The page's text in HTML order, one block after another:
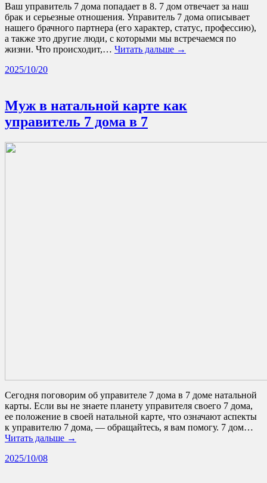
Ваш управитель 7 дома попадает в 8. 7 дом отвечает за наш
брак и серьезные отношения. Управитель 7 дома описывает
нашего брачного партнера (его характер, статус, профессию),
а также это другие люди, с которыми мы встречаемся по
жизни. Что происходит,… Читать дальше →
2025/10/20
Муж в натальной карте как
управитель 7 дома в 7
Сегодня поговорим об управителе 7 дома в 7 доме натальной
карты. Если вы не знаете планету управителя своего 7 дома,
ее положение в своей натальной карте, что означают аспекты
к управителю 7 дома, — обращайтесь, я вам помогу. 7 дом…
Читать дальше →
2025/10/08